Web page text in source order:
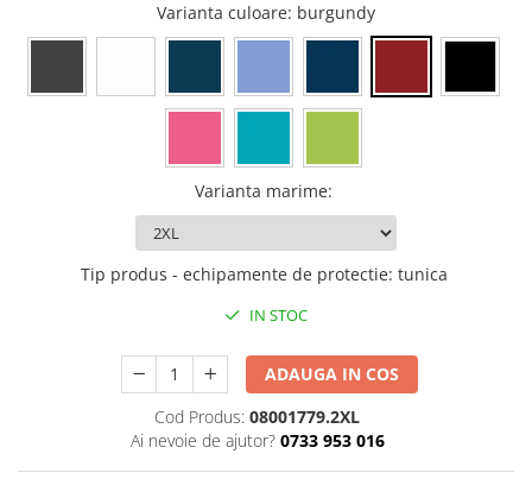
Creioane mecanice si grafit
Rollere
Carioci si creioane colorate
Rezerve instrumente scris
Tavite documente si suporturi
Ascutitori, radiere, agrafe
Produse Antibacteriene
Articole pentru baie
Articole pentru bucatarie
Varianta culoare: burgundy
Varianta marime:
Tip produs - echipamente de protectie: tunica
IN STOC
ADAUGA IN COS
Cod Produs: 08001779.2XL
Ai nevoie de ajutor? 0733 953 016